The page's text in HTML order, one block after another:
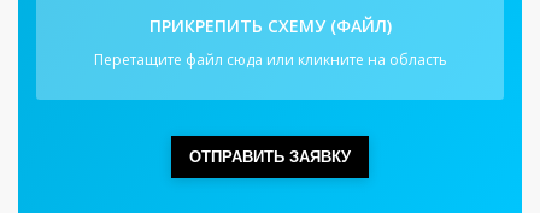
ПРИКРЕПИТЬ СХЕМУ (ФАЙЛ)
Перетащите файл сюда или кликните на область
ОТПРАВИТЬ ЗАЯВКУ